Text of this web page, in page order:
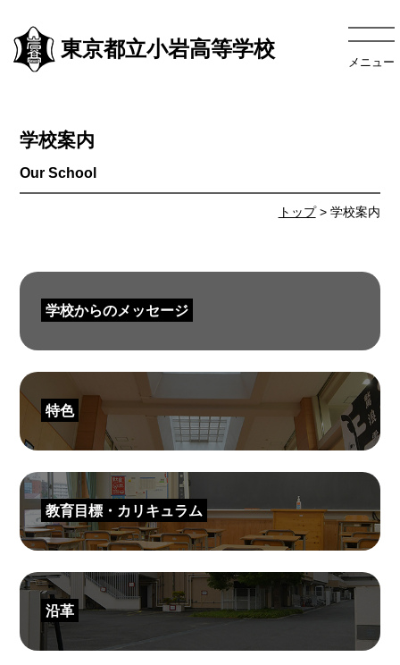
東京都立小岩高等学校
メニュー
トップ> 学校案内
学校案内
学校からのメッセージ
特色
教育目標・カリキュラム
沿革